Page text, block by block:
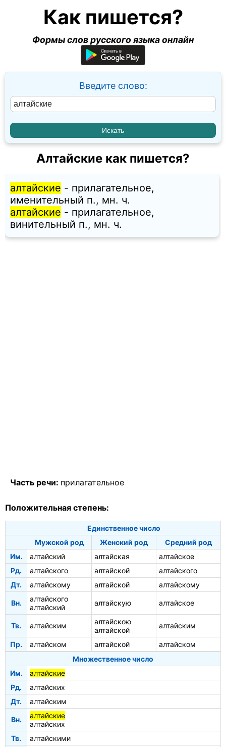
Как пишется?
Формы слов русского языка онлайн
Введите слово:
Алтайские как пишется?
алтайские - прилагательное,
именительный п., мн. ч.
алтайские - прилагательное,
винительный п., мн. ч.
Часть речи: прилагательное
Положительная степень:
Единственное число
Мужской род
Женский род
Средний род
Им.
алтайский алтайская
алтайское
Рд.
алтайского алтайской
алтайского
Дт.
алтайскому алтайской алтайскому
Вн.
алтайского
алтайский
алтайскую алтайское
Тв. алтайским
алтайскою
алтайской
алтайским
Пр. алтайском алтайской
алтайском
Множественное число
Им.
алтайские
Рд.
алтайских
Дт.
алтайским
Вн.
алтайские
алтайских
Тв.
алтайскими